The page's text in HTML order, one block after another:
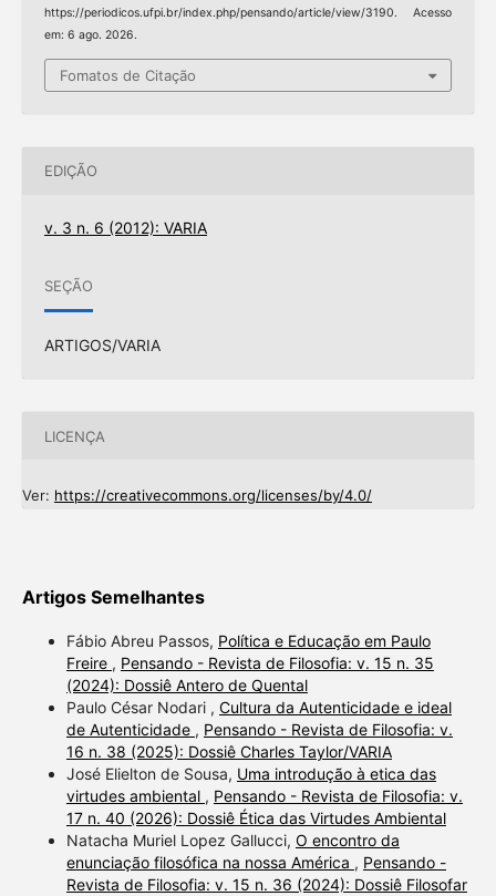
https://periodicos.ufpi.br/index.php/pensando/article/view/3190. Acesso
em: 6 ago. 2026.
Fomatos de Citação
EDIÇÃO
v. 3 n. 6 (2012): VARIA
SEÇÃO
ARTIGOS/VARIA
LICENÇA
Ver: https://creativecommons.org/licenses/by/4.0/
Artigos Semelhantes
Fábio Abreu Passos, Política e Educação em Paulo
Freire , Pensando - Revista de Filosofia: v. 15 n. 35
(2024): Dossiê Antero de Quental
Paulo César Nodari , Cultura da Autenticidade e ideal
de Autenticidade , Pensando - Revista de Filosofia: v.
16 n. 38 (2025): Dossiê Charles Taylor/VARIA
José Elielton de Sousa, Uma introdução à etica das
virtudes ambiental , Pensando - Revista de Filosofia: v.
17 n. 40 (2026): Dossiê Ética das Virtudes Ambiental
Natacha Muriel Lopez Gallucci, O encontro da
enunciação filosófica na nossa América , Pensando -
Revista de Filosofia: v. 15 n. 36 (2024): Dossiê Filosofar